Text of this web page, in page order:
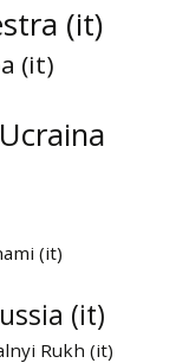
(it)
(it)
(it)
(it)
Rukh (it)